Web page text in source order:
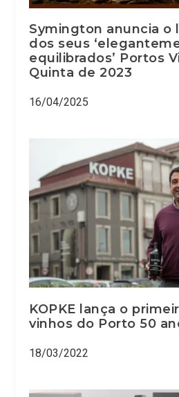
Symington anuncia o
dos seus
equilibrados’ Portos
Quinta de 2023
16/04/2025
KOPKE lança o
vinhos do Porto 50
18/03/2022